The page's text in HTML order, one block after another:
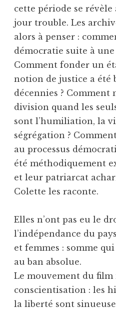
cette période se révèle
jour trouble. Les
alors à penser :
démocratie suite à
Comment fonder un
notion de justice a été
décennies ? Comment
division quand les
sont l’humiliation, la
ségrégation ?
au processus
été méthodiquement
et leur patriarcat
Colette les raconte.
Elles n’ont pas eu le
l’indépendance du
et femmes : somme
au ban absolue.
Le mouvement du film
conscientisation : les
la liberté sont